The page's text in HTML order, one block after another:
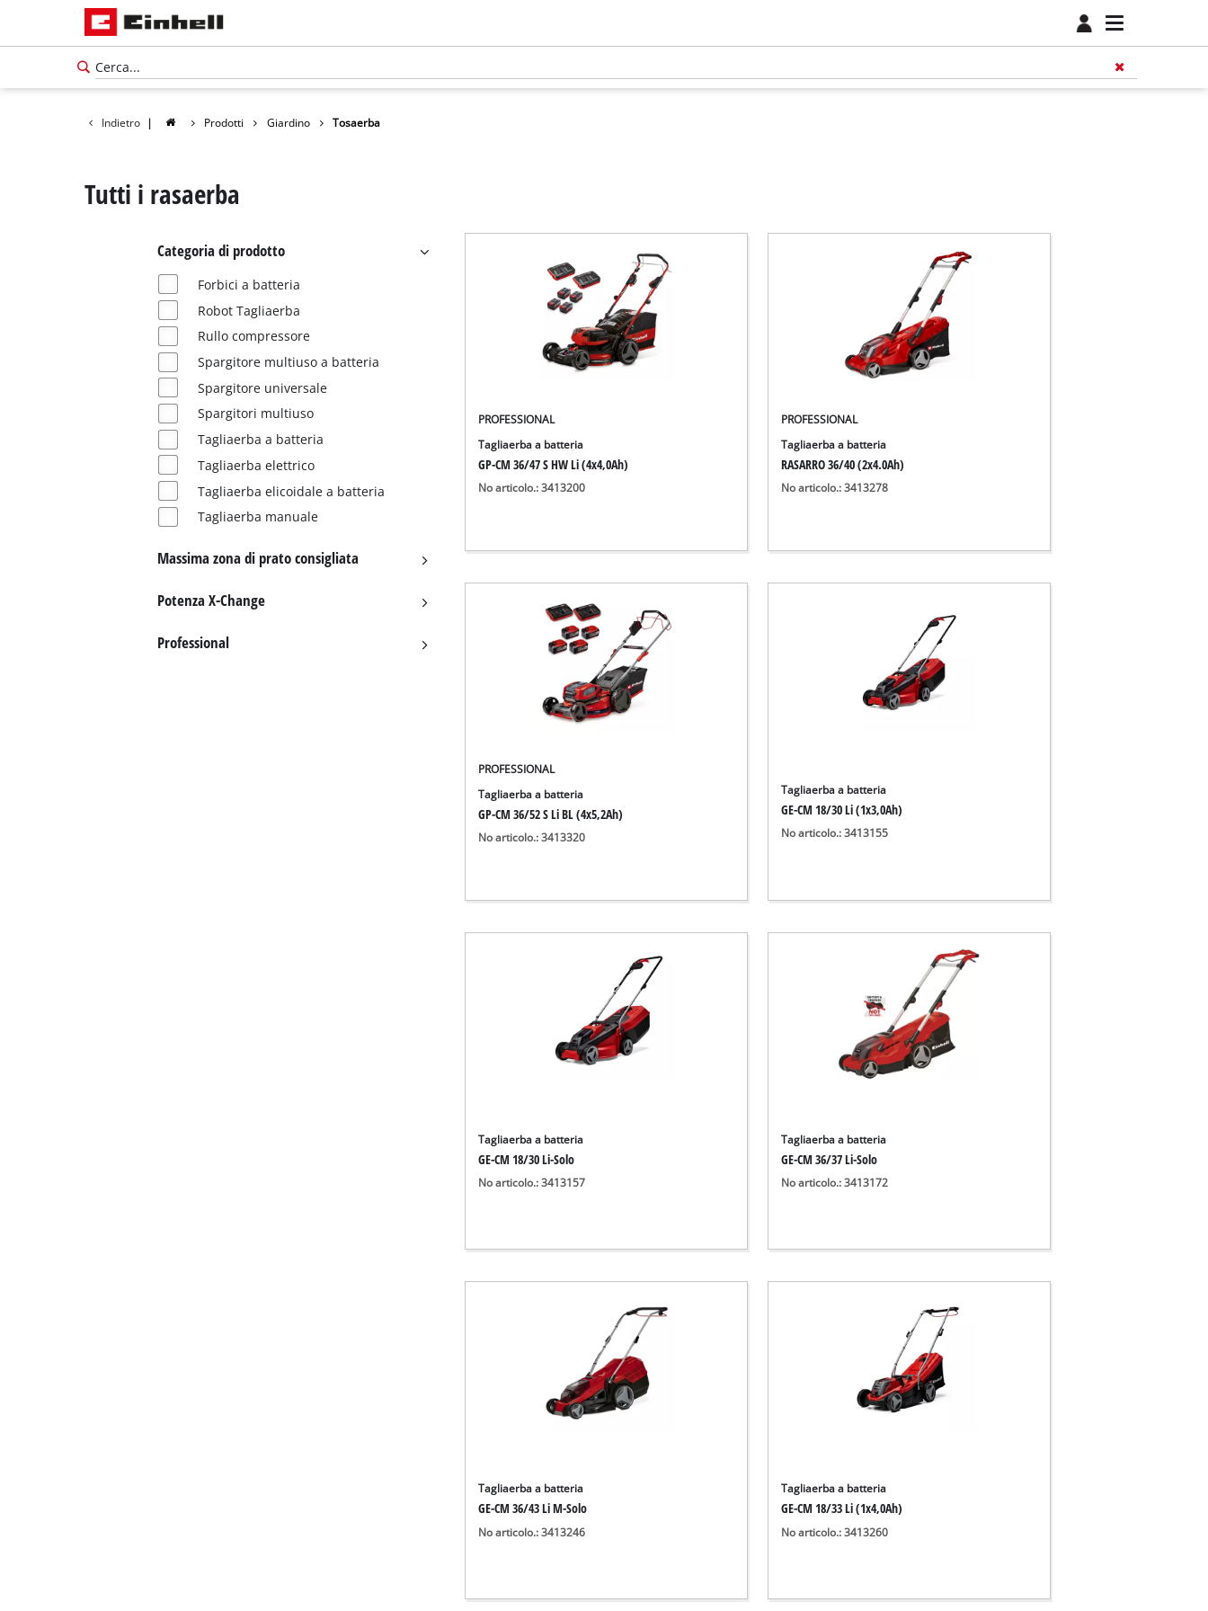
Indietro | Prodotti Giardino Tosaerba
Tutti i rasaerba
Categoria di prodotto
Forbici a batteria
Robot Tagliaerba
Rullo compressore
Spargitore multiuso a batteria
Spargitore universale
Spargitori multiuso
Tagliaerba a batteria
Tagliaerba elettrico
Tagliaerba elicoidale a batteria
Tagliaerba manuale
Massima zona di prato consigliata
Potenza X-Change
Professional
PROFESSIONAL
Tagliaerba a batteria
GP-CM 36/47 S HW Li (4x4,0Ah)
No articolo.: 3413200
PROFESSIONAL
Tagliaerba a batteria
RASARRO 36/40 (2x4.0Ah)
No articolo.: 3413278
PROFESSIONAL
Tagliaerba a batteria
GP-CM 36/52 S Li BL (4x5,2Ah)
No articolo.: 3413320
Tagliaerba a batteria
GE-CM 18/30 Li (1x3,0Ah)
No articolo.: 3413155
Tagliaerba a batteria
GE-CM 18/30 Li-Solo
No articolo.: 3413157
Tagliaerba a batteria
GE-CM 36/37 Li-Solo
No articolo.: 3413172
Tagliaerba a batteria
GE-CM 36/43 Li M-Solo
No articolo.: 3413246
Tagliaerba a batteria
GE-CM 18/33 Li (1x4,0Ah)
No articolo.: 3413260